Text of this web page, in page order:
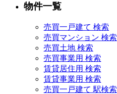
物件一覧
売買一戸建て 検索
売買マンション 検索
売買土地 検索
売買事業用 検索
賃貸居住用 検索
賃貸事業用 検索
売買一戸建て 駅検索